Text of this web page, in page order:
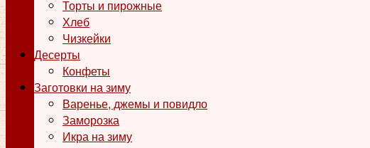
Торты и пирожные
Хлеб
Чизкейки
Десерты
Конфеты
Заготовки на зиму
Варенье, джемы и повидло
Заморозка
Икра на зиму